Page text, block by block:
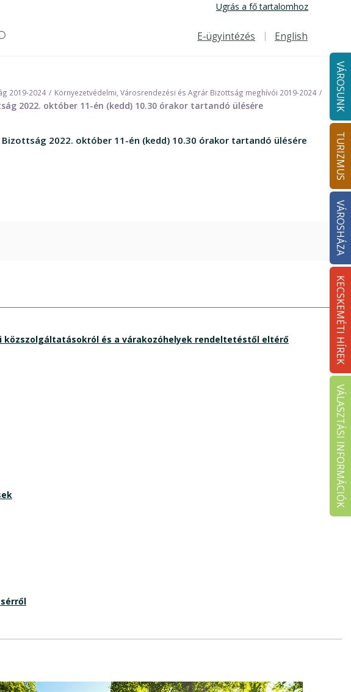
Ugrás a fő tartalomhoz
Felső navigáció
E-ügyintézés English
VÁROSUNK
TURIZMUS
VÁROSHÁZA
KECSKEMÉTI HÍREK
VÁLASZTÁSI INFORMÁCIÓK
2019-2024 Környezetvédelmi, Városrendezési és Agrár Bizottság meghívói 2019-2024
2022. október 11-én (kedd) 10.30 órakor tartandó ülésére
Bizottság 2022. október 11-én (kedd) 10.30 órakor tartandó ülésére
és a várakozóhelyek rendeltetéstől eltérő